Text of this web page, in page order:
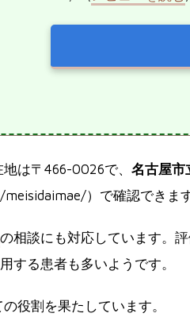
は〒466-0026で、 名古屋市
）で確認できます
の相談にも対応しています。
する患者も多いようです。
の役割を果たしています。